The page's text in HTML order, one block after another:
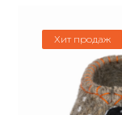
Хит продаж